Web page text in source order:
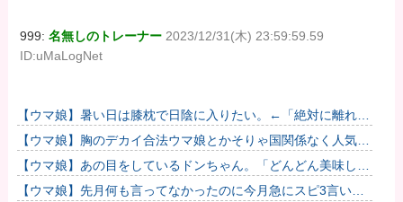
999:名無しのトレーナー 2023/12/31(木) 23:59:59.59
ID:uMaLogNet
【ウマ娘】暑い日は膝枕で日陰に入りたい。←「絶対に離れた
くない場所だな」
【ウマ娘】胸のデカイ合法ウマ娘とかそりゃ国関係なく人気出
るわな
【ウマ娘】あの目をしているドンちゃん。「どんどん美味しく
実る…♡」
【ウマ娘】先月何も言ってなかったのに今月急にスピ3言い出